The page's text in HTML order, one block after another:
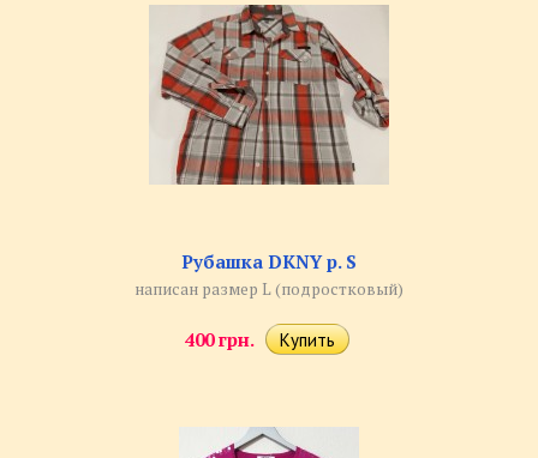
Рубашка DKNY р. S
написан размер L (подростковый)
400 грн.